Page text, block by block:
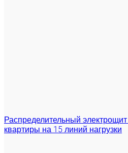
Распределительный
квартиры на 15 линий нагрузки